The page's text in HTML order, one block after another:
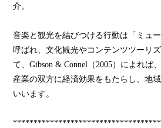
介。
音楽と観光を結びつける行動は「ミュ
呼ばれ、文化観光やコンテンツツーリ
て、Gibson & Connel（2005）によれば
産業の双方に経済効果をもたらし、地
いいます。